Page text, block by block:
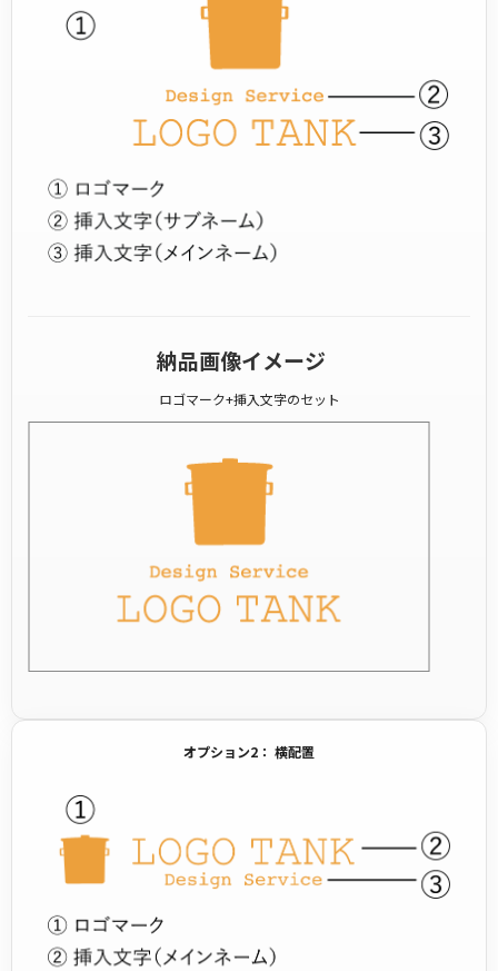
納品画像イメージ
ロゴマーク+挿入文字のセット
オプション2： 横配置